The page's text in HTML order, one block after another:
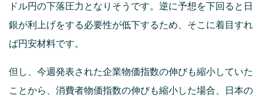
ドル円の下落圧力となりそうです。逆に予想を下回ると日
銀が利上げをする必要性が低下するため、そこに着目すれ
ば円安材料です。
但し、今週発表された企業物価指数の伸びも縮小していた
ことから、消費者物価指数の伸びも縮小した場合、日本の